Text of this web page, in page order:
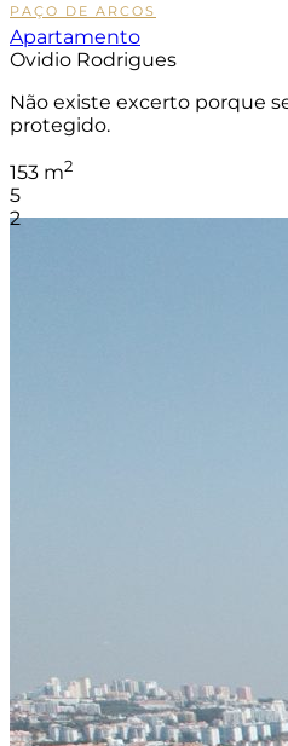
PAÇO DE ARCOS
Apartamento
Ovidio Rodrigues
Não existe excerto porque
protegido.
153 m2
5
2